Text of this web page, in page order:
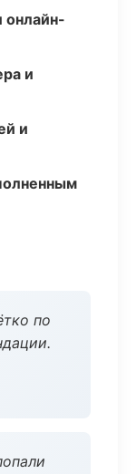
онлайн-
и
и
по